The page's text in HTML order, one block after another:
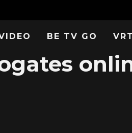
BE TV GO VRT